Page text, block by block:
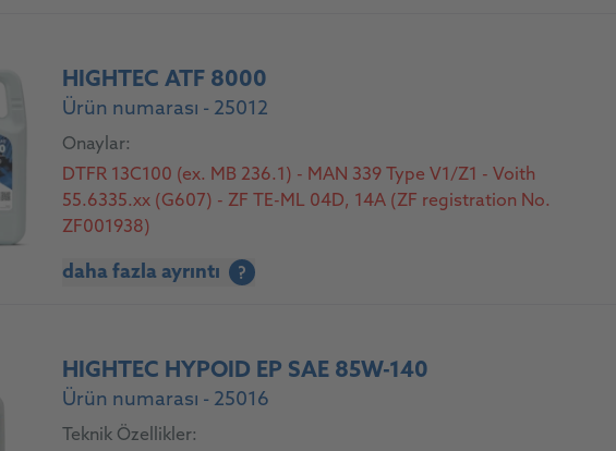
HIGHTEC ATF 8000
Ürün numarası - 25012
Onaylar:
DTFR 13C100 (ex. MB 236.1) - MAN 339 Type V1/Z1 - Voith
55.6335.xx (G607) - ZF TE-ML 04D, 14A (ZF registration No.
ZF001938)
daha fazla ayrıntı ?
HIGHTEC HYPOID EP SAE 85W-140
Ürün numarası - 25016
Teknik Özellikler: